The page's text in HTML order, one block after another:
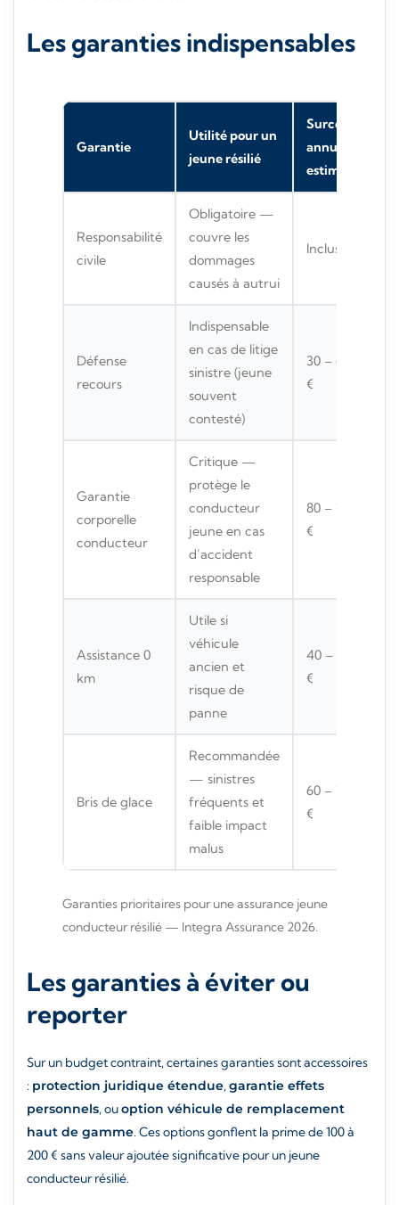
Les garanties indispensables
Garantie
Utilité pour un
jeune résilié
Surcoût
annuel
estimé
Responsabilité
civile
Obligatoire —
couvre les
dommages
causés à autrui
Inclus
Défense
recours
Indispensable
en cas de litige
sinistre (jeune
souvent
contesté)
30 – 60
€
Garantie
corporelle
conducteur
Critique —
protège le
conducteur
jeune en cas
d’accident
responsable
80 – 150
€
Assistance 0
km
Utile si
véhicule
ancien et
risque de
panne
40 – 80
€
Bris de glace
Recommandée
— sinistres
fréquents et
faible impact
malus
60 – 120
€
Garanties prioritaires pour une assurance jeune
conducteur résilié — Integra Assurance 2026.
Les garanties à éviter ou
reporter
Sur un budget contraint, certaines garanties sont accessoires
: protection juridique étendue, garantie effets
personnels, ouoption véhicule de remplacement
haut de gamme. Ces options gonflent la prime de 100 à
200 € sans valeur ajoutée significative pour un jeune
conducteur résilié.